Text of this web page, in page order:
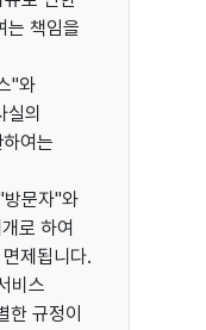
는 책임을
"와
의
여는
문자"와
로 하여
제됩니다.
비스
한 규정이